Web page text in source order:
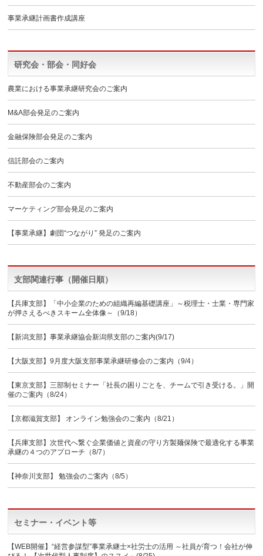
事業承継計画書作成講座
研究会・部会・同好会
農業における事業承継研究会のご案内
M&A部会発足のご案内
金融保険部会発足のご案内
信託部会のご案内
不動産部会のご案内
マーケティング部会発足のご案内
【事業承継】劇団“つながり” 発足のご案内
支部関連行事（開催日順）
【兵庫支部】「中小企業のための組織再編基礎講座」～税理士・士業・専門家
が押さえるべきスキーム全体像～（9/18）
【新潟支部】事業承継協会新潟県支部のご案内(9/17)
【大阪支部】9月度大阪支部事業承継研修会のご案内（9/4）
【東京支部】三部制セミナー「社長の困りごとを、チームで引き受ける。」開
催のご案内（8/24）
【京都滋賀支部】 オンライン勉強会のご案内（8/21）
【兵庫支部】次世代へ繋ぐ企業価値と資産の守り方製麺保険で最適化する事業
承継の４つのアプローチ（8/7）
【神奈川支部】 勉強会のご案内（8/5）
セミナー・イベント等
【WEB開催】“経営参謀型”事業承継士×社労士の活用 ～社員が育つ！会社が伸